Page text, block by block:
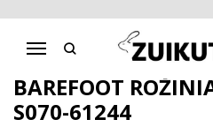
Navigacija
Pagrindinis
D.D.Step batai
Barefoot rožiniai batai 20-25 d. S070-
BAREFOOT
S070-61244